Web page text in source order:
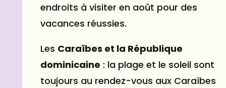
endroits à visiter en août pour des
vacances réussies.
Les Caraïbes et la République
dominicaine : la plage et le soleil sont
toujours au rendez-vous aux Caraïbes